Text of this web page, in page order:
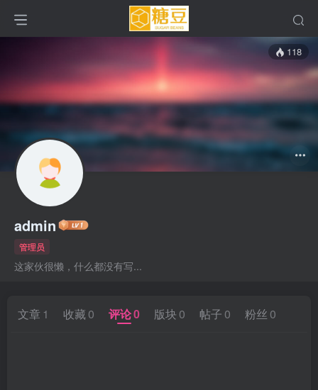
118
admin
管理员
这家伙很懒，什么都没有写...
文章 1 收藏 0 评论0 版块 0 帖子 0 粉丝 0